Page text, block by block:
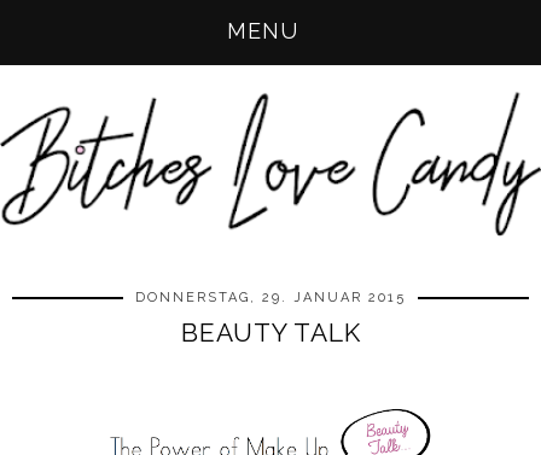
MENU
DONNERSTAG, 29. JANUAR 2015
BEAUTY TALK